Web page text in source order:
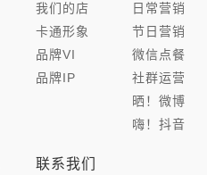
我们的店
卡通形象
品牌VI
品牌IP
日常营销
节日营销
微信点餐
社群运营
晒！微博
嗨！抖音
联系我们